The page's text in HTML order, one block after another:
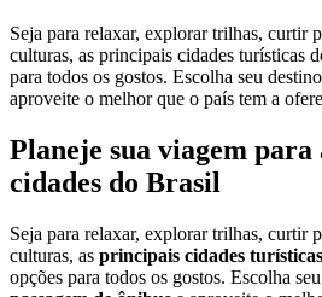
Seja para relaxar, explorar trilhas, curtir
culturas, as principais cidades turísticas
para todos os gostos. Escolha seu
aproveite o melhor que o país tem a
Planeje sua viagem para
cidades do Brasil
Seja para relaxar, explorar trilhas, curtir
culturas, as principais cidades
opções para todos os gostos. Escolha